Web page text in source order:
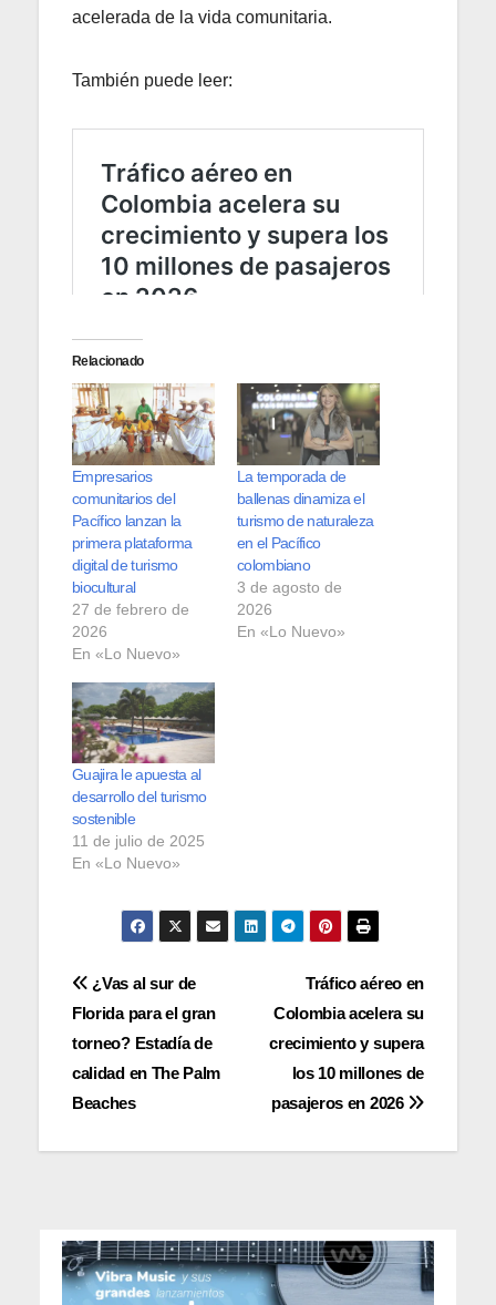
acelerada de la vida comunitaria.
También puede leer:
Relacionado
Empresarios
comunitarios del
Pacífico lanzan la
primera plataforma
digital de turismo
biocultural
27 de febrero de
2026
En «Lo Nuevo»
La temporada de
ballenas dinamiza el
turismo de naturaleza
en el Pacífico
colombiano
3 de agosto de
2026
En «Lo Nuevo»
Guajira le apuesta al
desarrollo del turismo
sostenible
11 de julio de 2025
En «Lo Nuevo»
Navegación
de
entradas
Tráfico aéreo en
Colombia acelera su
crecimiento y supera
los 10 millones de
pasajeros en 2026
¿Vas al sur de
Florida para el gran
torneo? Estadía de
calidad en The Palm
Beaches